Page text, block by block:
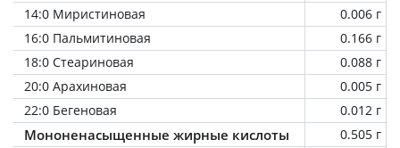
14:0 Миристиновая
0.006 г
16:0 Пальмитиновая
0.166 г
18:0 Стеариновая
0.088 г
20:0 Арахиновая
0.005 г
22:0 Бегеновая
0.012 г
Мононенасыщенные жирные кислоты
0.505 г